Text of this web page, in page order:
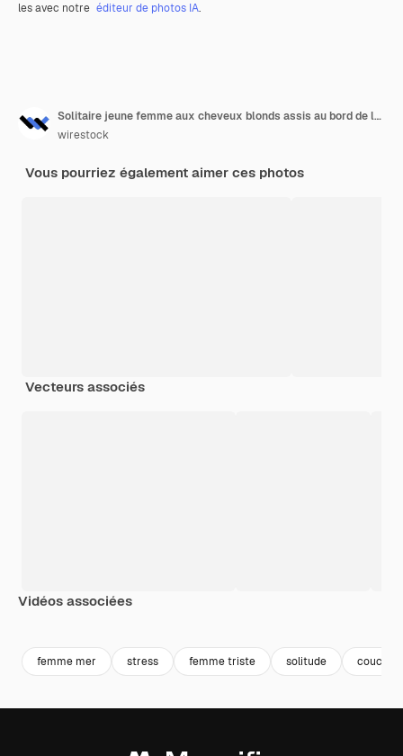
les avec notre éditeur de photos IA.
Solitaire jeune femme aux cheveux blonds assis au bord de la mer profitant de son temps paisible
wirestock
Vous pourriez également aimer ces photos
Vecteurs associés
Vidéos associées
femme mer stress femme triste solitude coucher